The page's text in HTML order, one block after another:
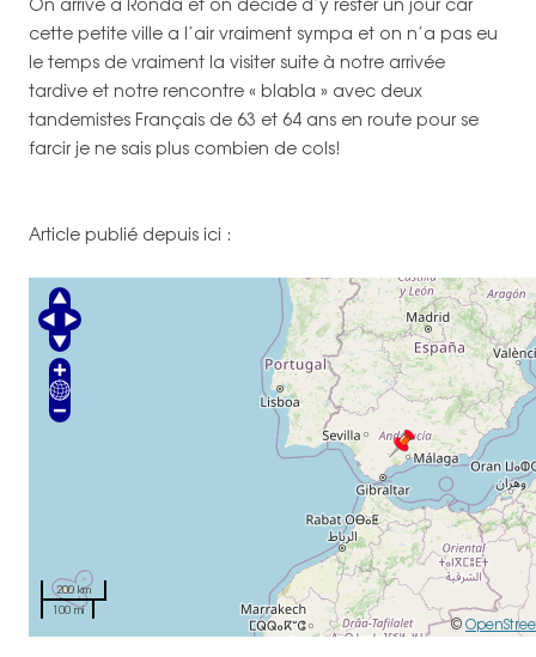
On arrive à Ronda et on décide d’y rester un jour car
cette petite ville a l’air vraiment sympa et on n’a pas eu
le temps de vraiment la visiter suite à notre arrivée
tardive et notre rencontre « blabla » avec deux
tandemistes Français de 63 et 64 ans en route pour se
farcir je ne sais plus combien de cols!
Article publié depuis ici :
©
200 km
100 mi